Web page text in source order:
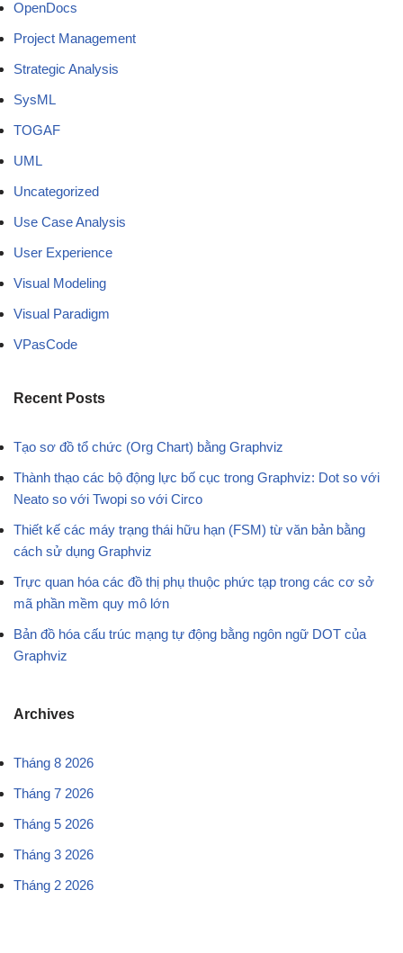
OpenDocs
Project Management
Strategic Analysis
SysML
TOGAF
UML
Uncategorized
Use Case Analysis
User Experience
Visual Modeling
Visual Paradigm
VPasCode
Recent Posts
Tạo sơ đồ tổ chức (Org Chart) bằng Graphviz
Thành thạo các bộ động lực bố cục trong Graphviz: Dot so với
Neato so với Twopi so với Circo
Thiết kế các máy trạng thái hữu hạn (FSM) từ văn bản bằng
cách sử dụng Graphviz
Trực quan hóa các đồ thị phụ thuộc phức tạp trong các cơ sở
mã phần mềm quy mô lớn
Bản đồ hóa cấu trúc mạng tự động bằng ngôn ngữ DOT của
Graphviz
Archives
Tháng 8 2026
Tháng 7 2026
Tháng 5 2026
Tháng 3 2026
Tháng 2 2026